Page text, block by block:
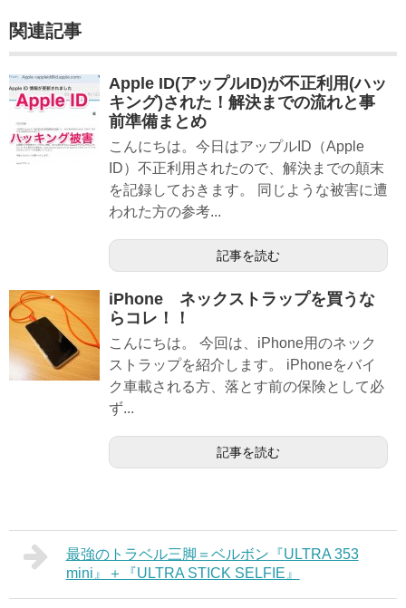
関連記事
Apple ID(アップルID)が不正利用(ハッ
キング)された！解決までの流れと事
前準備まとめ
こんにちは。今日はアップルID（Apple
ID）不正利用されたので、解決までの顛末
を記録しておきます。 同じような被害に遭
われた方の参考...
記事を読む
iPhone ネックストラップを買うな
らコレ！！
こんにちは。 今回は、iPhone用のネック
ストラップを紹介します。 iPhoneをバイ
ク車載される方、落とす前の保険として必
ず...
記事を読む
最強のトラベル三脚＝ベルボン『ULTRA 353
mini』＋『ULTRA STICK SELFIE』